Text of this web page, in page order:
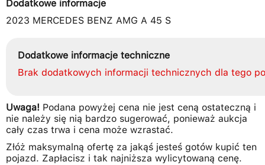
Dodatkowe informacje
2023 MERCEDES BENZ AMG A 45 S
Dodatkowe informacje techniczne
Brak dodatkowych informacji technicznych dla tego
Uwaga! Podana powyżej cena nie jest ceną ostateczną i
nie należy się nią bardzo sugerować, ponieważ aukcja
cały czas trwa i cena może wzrastać.
Złóż maksymalną ofertę za jakąś jesteś gotów kupić ten
pojazd. Zapłacisz i tak najniższa wylicytowaną cenę.